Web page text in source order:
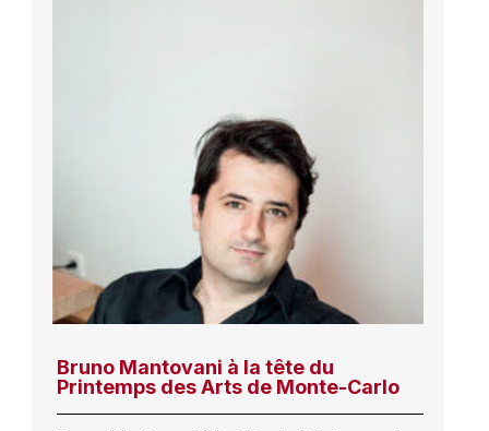
Bruno Mantovani à la tête du
Printemps des Arts de Monte-Carlo